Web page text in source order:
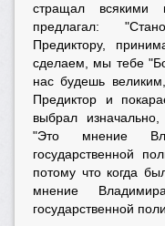
стращал всякими
предлагал:
Предиктору,
сделаем, мы тебе
нас будешь
Предиктор и
выбрал
"Это мнение
государственной
потому что когда
мнение
государственной